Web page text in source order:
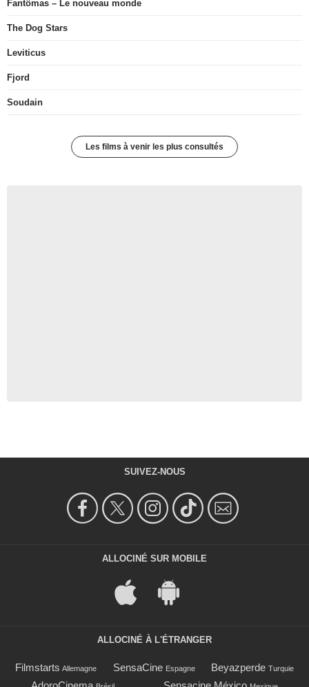
Fantômas – Le nouveau monde
The Dog Stars
Leviticus
Fjord
Soudain
Les films à venir les plus consultés
SUIVEZ-NOUS
ALLOCINÉ SUR MOBILE
ALLOCINÉ À L'ÉTRANGER
Filmstarts Allemagne SensaCine Espagne Beyazperde Turquie